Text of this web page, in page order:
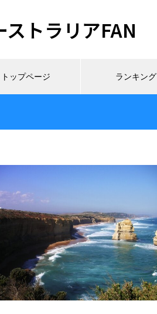
ストラリアFAN
トップページ ランキング